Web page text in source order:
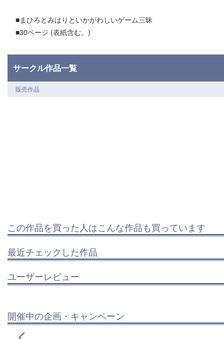
■まひろとみはりといかがわしいゲーム三昧
■30ページ (表紙含む。)
サークル作品一覧
販売作品
この作品を買った人はこんな作品も買っています
最近チェックした作品
ユーザーレビュー
開催中の企画・キャンペーン